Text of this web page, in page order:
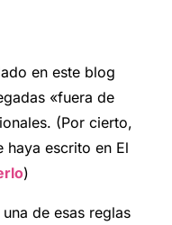
en este blog
«fuera de
(Por cierto,
haya escrito en El
)
de esas reglas